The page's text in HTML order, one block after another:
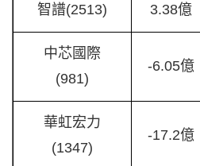
智譜(2513) 3.38億
中芯國際
(981)
-6.05億
華虹宏力
(1347)
-17.2億